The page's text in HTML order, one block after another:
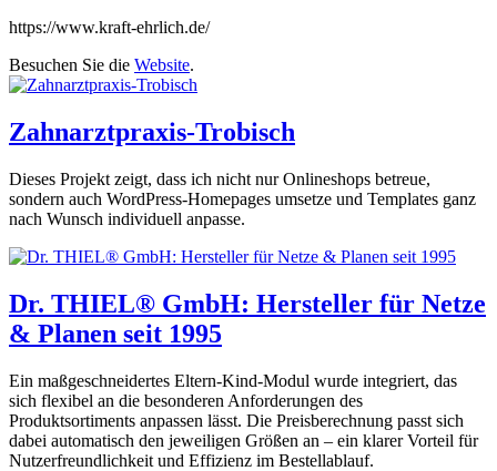
https://www.kraft-ehrlich.de/
Besuchen Sie die Website.
Zahnarztpraxis-Trobisch
Dieses Projekt zeigt, dass ich nicht nur Onlineshops betreue,
sondern auch WordPress-Homepages umsetze und Templates ganz
nach Wunsch individuell anpasse.
Dr. THIEL® GmbH: Hersteller für Netze
& Planen seit 1995
Ein maßgeschneidertes Eltern-Kind-Modul wurde integriert, das
sich flexibel an die besonderen Anforderungen des
Produktsortiments anpassen lässt. Die Preisberechnung passt sich
dabei automatisch den jeweiligen Größen an – ein klarer Vorteil für
Nutzerfreundlichkeit und Effizienz im Bestellablauf.